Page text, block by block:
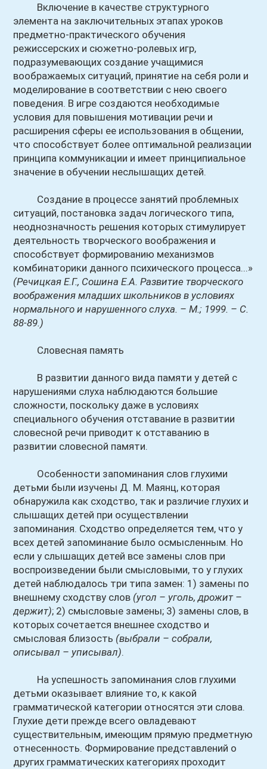
Включение в качестве структурного
элемента на заключительных этапах уроков
предметно-практического обучения
режиссерских и сюжетно-ролевых игр,
подразумевающих создание учащимися
воображаемых ситуаций, принятие на себя роли и
моделирование в соответствии с нею своего
поведения. В игре создаются необходимые
условия для повышения мотивации речи и
расширения сферы ее использования в общении,
что способствует более оптимальной реализации
принципа коммуникации и имеет принципиальное
значение в обучении неслышащих детей.
Создание в процессе занятий проблемных
ситуаций, постановка задач логического типа,
неоднозначность решения которых стимулирует
деятельность творческого воображения и
способствует формированию механизмов
комбинаторики данного психического процесса...»
(Речицкая Е.Г., Сошина Е.А. Развитие творческого
воображения младших школьников в условиях
нормального и нарушенного слуха. – М.; 1999. – С.
88-89.)
Словесная память
В развитии данного вида памяти у детей с
нарушениями слуха наблюдаются большие
сложности, поскольку даже в условиях
специального обучения отставание в развитии
словесной речи приводит к отставанию в
развитии словесной памяти.
Особенности запоминания слов глухими
детьми были изучены Д. М. Маянц, которая
обнаружила как сходство, так и различие глухих и
слышащих детей при осуществлении
запоминания. Сходство определяется тем, что у
всех детей запоминание было осмысленным. Но
если у слышащих детей все замены слов при
воспроизведении были смысловыми, то у глухих
детей наблюдалось три типа замен: 1) замены по
внешнему сходству слов (угол – уголь, дрожит –
держит); 2) смысловые замены; 3) замены слов, в
которых сочетается внешнее сходство и
смысловая близость (выбрали – собрали,
описывал – уписывал).
На успешность запоминания слов глухими
детьми оказывает влияние то, к какой
грамматической категории относятся эти слова.
Глухие дети прежде всего овладевают
существительным, имеющим прямую предметную
отнесенность. Формирование представлений о
других грамматических категориях проходит